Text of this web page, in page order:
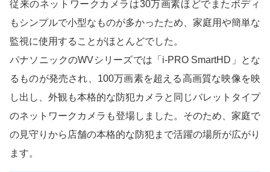
従来のネットワークカメラは30万画素ほどでまたボディ
もシンプルで小型なものが多かったため、家庭用や簡単な
監視に使用することがほとんどでした。
パナソニックのWVシリーズでは「i-PRO SmartHD」とな
るものが発売され、100万画素を超える高画質な映像を映
し出し、外観も本格的な防犯カメラと同じバレットタイプ
のネットワークカメラも登場しました。そのため、家庭で
の見守りから店舗の本格的な防犯まで活躍の場所が広がり
ます。